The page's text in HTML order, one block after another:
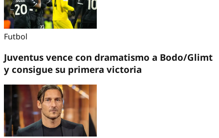
Futbol
Juventus vence con dramatismo a Bodo/Glimt
y consigue su primera victoria